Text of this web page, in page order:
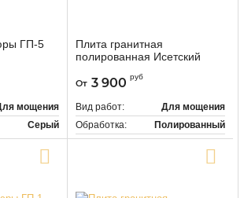
ГП-5
мощения
Серый
Плита гранитная
полированная Исетский
118488
От 3 900 руб
Вид работ:
Для мощения
Обработка:
Полированный